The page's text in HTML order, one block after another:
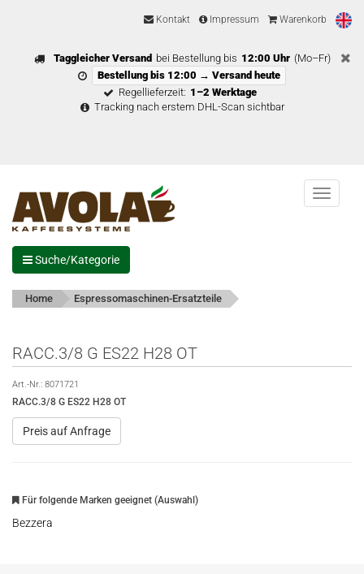
Kontakt Impressum Warenkorb
Taggleicher Versand bei Bestellung bis 12:00 Uhr (Mo–Fr)
Bestellung bis 12:00 → Versand heute
Regellieferzeit: 1–2 Werktage
Tracking nach erstem DHL-Scan sichtbar
Menu
Suche/Kategorie
Home Espressomaschinen-Ersatzteile
RACC.3/8 G ES22 H28 OT
Art.-Nr.: 8071721
RACC.3/8 G ES22 H28 OT
Preis auf Anfrage
Für folgende Marken geeignet (Auswahl)
Bezzera